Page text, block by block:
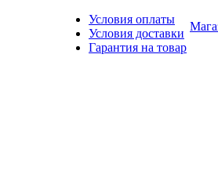
Условия оплаты
Условия доставки
Гарантия на товар